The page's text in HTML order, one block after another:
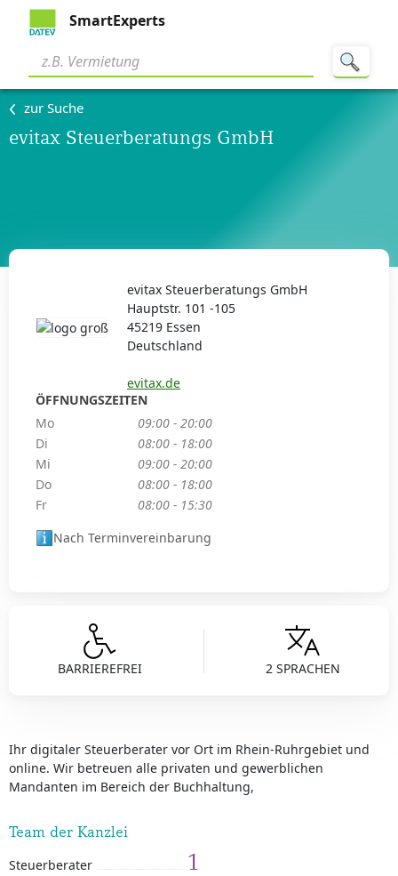
SmartExperts
zur Suche
evitax Steuerberatungs GmbH
BARRIEREFREI 2 SPRACHEN
Ihr digitaler Steuerberater vor Ort im Rhein-Ruhrgebiet und
online. Wir betreuen alle privaten und gewerblichen
Mandanten im Bereich der Buchhaltung,
Team der Kanzlei
Steuerberater 1
evitax Steuerberatungs GmbH
Hauptstr. 101 -105
45219 Essen
Deutschland
evitax.de
ÖFFNUNGSZEITEN
Mo
09:00 - 20:00
Di
08:00 - 18:00
Mi
09:00 - 20:00
Do
08:00 - 18:00
Fr
08:00 - 15:30
Nach Terminvereinbarung